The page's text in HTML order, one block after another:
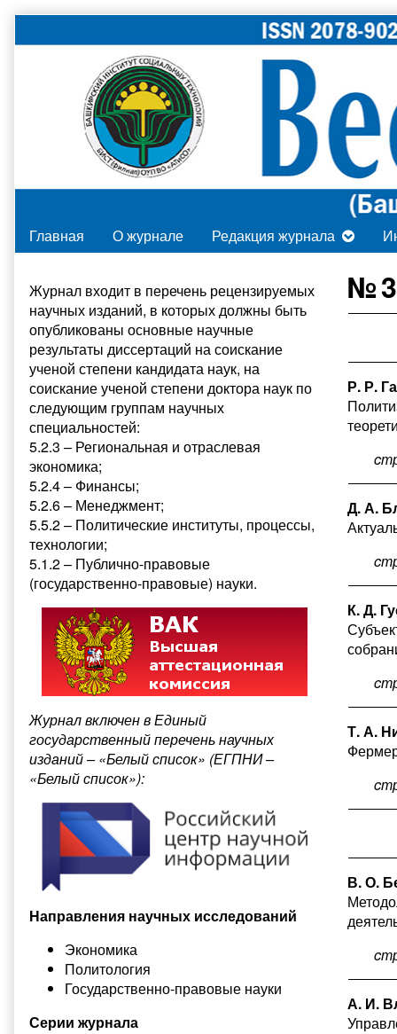
to
Главная О журнале Редакция журнала
№
Р. Р.
Д. А.
К. Д.
Т. А.
В. О.
А. И.
Primary
Sidebar
Журнал входит в перечень рецензируемых
научных изданий, в которых должны быть
опубликованы основные научные
результаты диссертаций на соискание
ученой степени кандидата наук, на
соискание ученой степени доктора наук по
следующим группам научных
специальностей:
5.2.3 – Региональная и отраслевая
экономика;
5.2.4 – Финансы;
5.2.6 – Менеджмент;
5.5.2 – Политические институты, процессы,
технологии;
5.1.2 – Публично-правовые
(государственно-правовые) науки.
Журнал включен в Единый
государственный перечень научных
изданий – «Белый список» (ЕГПНИ –
«Белый список»):
Направления научных исследований
Экономика
Политология
Государственно-правовые науки
Серии журнала